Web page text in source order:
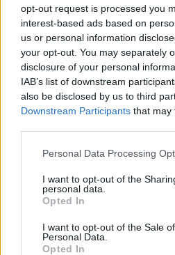
opt-out request is processed you
interest-based ads based on
us or personal information
your opt-out. You may separately
disclosure of your personal
IAB’s list of downstream
also be disclosed by us to third
Downstream Participants that may
Please note that this website/app
not limited to your visit or usage
grant or deny consent to Google
use your data for below specified
consent section.
Personal Data Processing
I want to opt-out of the
personal data.
Opted In
I want to opt-out of the Sale
Personal Data.
Opted In
Ilaria Mauri · 4 Ago 2026
NOTIZIE
Nuova Zelanda: ondata di
neve a bassa quota